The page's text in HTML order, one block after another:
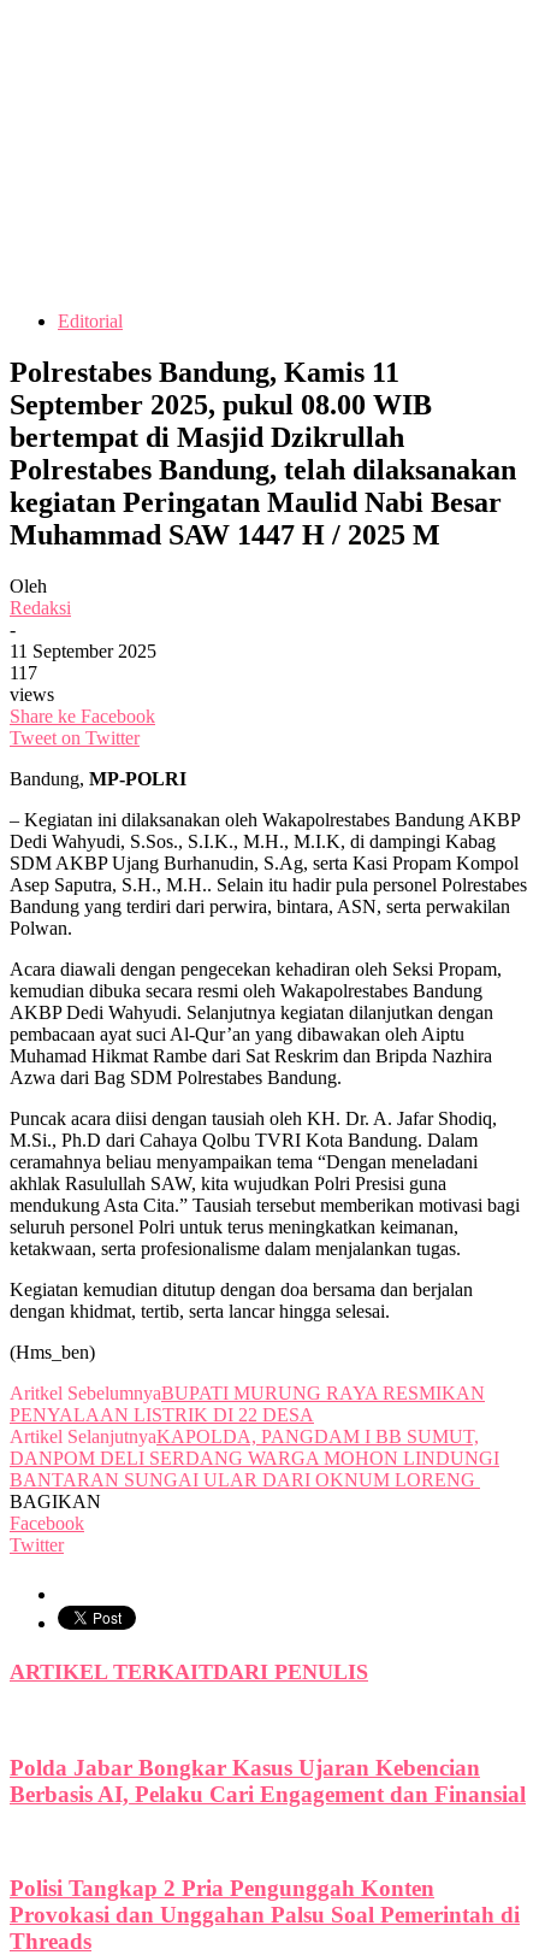
Editorial
Polrestabes Bandung, Kamis 11
September 2025, pukul 08.00 WIB
bertempat di Masjid Dzikrullah
Polrestabes Bandung, telah dilaksanakan
kegiatan Peringatan Maulid Nabi Besar
Muhammad SAW 1447 H / 2025 M
Oleh
Redaksi
-
11 September 2025
117
views
Share ke Facebook
Tweet on Twitter
Bandung, MP-POLRI
– Kegiatan ini dilaksanakan oleh Wakapolrestabes Bandung AKBP
Dedi Wahyudi, S.Sos., S.I.K., M.H., M.I.K, di dampingi Kabag
SDM AKBP Ujang Burhanudin, S.Ag, serta Kasi Propam Kompol
Asep Saputra, S.H., M.H.. Selain itu hadir pula personel Polrestabes
Bandung yang terdiri dari perwira, bintara, ASN, serta perwakilan
Polwan.
Acara diawali dengan pengecekan kehadiran oleh Seksi Propam,
kemudian dibuka secara resmi oleh Wakapolrestabes Bandung
AKBP Dedi Wahyudi. Selanjutnya kegiatan dilanjutkan dengan
pembacaan ayat suci Al-Qur’an yang dibawakan oleh Aiptu
Muhamad Hikmat Rambe dari Sat Reskrim dan Bripda Nazhira
Azwa dari Bag SDM Polrestabes Bandung.
Puncak acara diisi dengan tausiah oleh KH. Dr. A. Jafar Shodiq,
M.Si., Ph.D dari Cahaya Qolbu TVRI Kota Bandung. Dalam
ceramahnya beliau menyampaikan tema “Dengan meneladani
akhlak Rasulullah SAW, kita wujudkan Polri Presisi guna
mendukung Asta Cita.” Tausiah tersebut memberikan motivasi bagi
seluruh personel Polri untuk terus meningkatkan keimanan,
ketakwaan, serta profesionalisme dalam menjalankan tugas.
Kegiatan kemudian ditutup dengan doa bersama dan berjalan
dengan khidmat, tertib, serta lancar hingga selesai.
(Hms_ben)
Aritkel SebelumnyaBUPATI MURUNG RAYA RESMIKAN
PENYALAAN LISTRIK DI 22 DESA
Artikel SelanjutnyaKAPOLDA, PANGDAM I BB SUMUT,
DANPOM DELI SERDANG WARGA MOHON LINDUNGI
BANTARAN SUNGAI ULAR DARI OKNUM LORENG
BAGIKAN
Facebook
Twitter
ARTIKEL TERKAITDARI PENULIS
Polda Jabar Bongkar Kasus Ujaran Kebencian
Berbasis AI, Pelaku Cari Engagement dan Finansial
Polisi Tangkap 2 Pria Pengunggah Konten
Provokasi dan Unggahan Palsu Soal Pemerintah di
Threads